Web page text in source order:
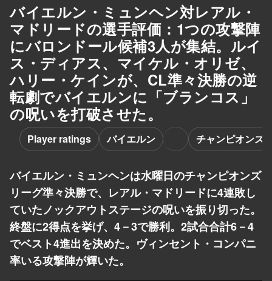
バイエルン・ミュンヘン対レアル・
マドリードの選手評価：1つの攻撃陣
にバロンドール候補3人が集結。ルイ
ス・ディアス、マイケル・オリゼ、
ハリー・ケインが、CL準々決勝の逆
転劇でバイエルンに「ブランコス」
の呪いを打破させた。
Player ratings バイエルン チャンピオンズ
バイエルン・ミュンヘンは水曜日のチャンピオンズ
リーグ準々決勝で、レアル・マドリードに4連敗し
ていたノックアウトステージの呪いを振り切った。
終盤に2得点を挙げ、4－3で勝利。2試合合計6－4
でベスト4進出を決めた。ヴィンセント・コンパニ
率いる攻撃陣が輝いた。